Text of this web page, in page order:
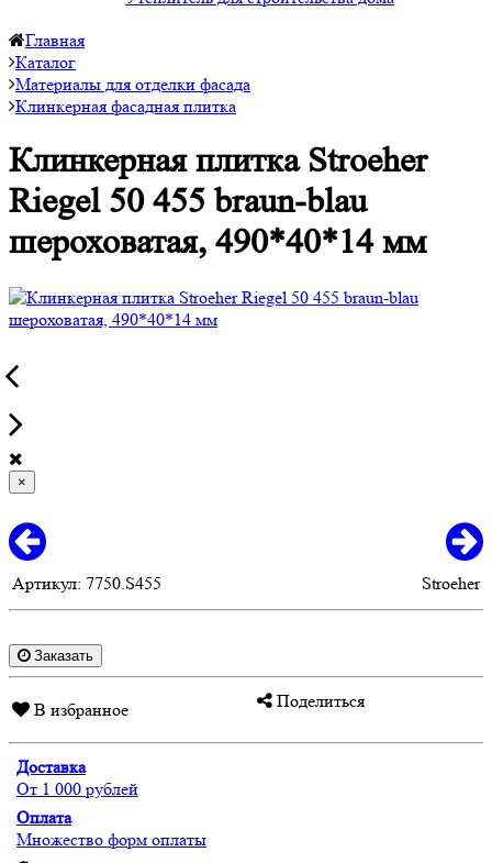
Главная
Каталог
Материалы для отделки фасада
Клинкерная фасадная плитка
Клинкерная плитка Stroeher
Riegel 50 455 braun-blau
шероховатая, 490*40*14 мм
×
Артикул: 7750.S455 Stroeher
Заказать
В избранное Поделиться
Доставка
От 1 000 рублей
Оплата
Множество форм оплаты